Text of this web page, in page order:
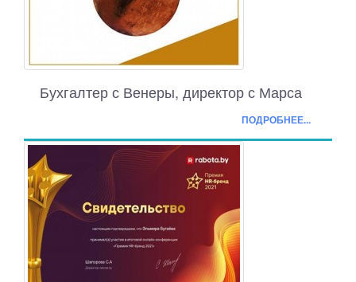
Бухгалтер с Венеры, директор с Марса
ПОДРОБНЕЕ...